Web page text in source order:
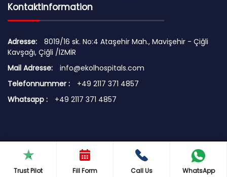
Kontaktinformation
Adresse:
8019/16 sk. No:4 Ataşehir Mah., Mavişehir - Çiğli
Kavşağı, Çiğli /İZMİR
Mail Adresse:
info@ekolhospitals.com
Telefonnummer :
+49 2117 371 4857
Whatsapp :
+49 2117 371 4857
© 2026 Copyright by EKOL HOSPITALS
Terms of Use | Security Principles | Cookie Policy
Trust Pilot Fill Form Call Us WhatsApp